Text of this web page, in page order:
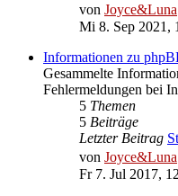
von Joyce&Luna
Mi 8. Sep 2021,
Informationen zu
Gesammelte
Fehlermeldungen bei
5 Themen
5 Beiträge
Letzter Beitrag
von Joyce&Luna
Fr 7. Jul 2017,